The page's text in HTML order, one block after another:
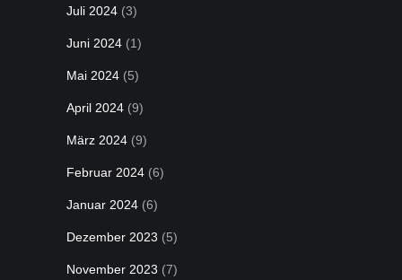
Juli 2024 (3)
Juni 2024 (1)
Mai 2024 (5)
April 2024 (9)
März 2024 (9)
Februar 2024 (6)
Januar 2024 (6)
Dezember 2023 (5)
November 2023 (7)